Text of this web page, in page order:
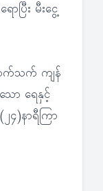
ပြီး မီးငွေ့
သက်သက် ကျန်
ော ရေနှင့်
)နာရီကြာ